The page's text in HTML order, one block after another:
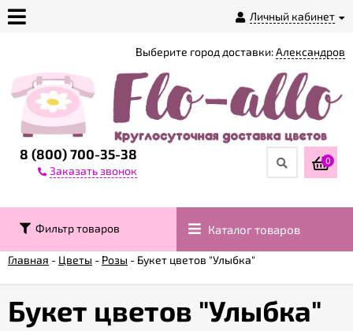
Личный кабинет
магазине
Доставка
Контакты
8 (800) 700-35-38
Заказать звонок
Выберите город доставки:Александров
0
Фильтр товаров Каталог товаров
Главная - Цветы - Розы - Букет цветов "Улыбка"
Букет цветов "Улыбка"